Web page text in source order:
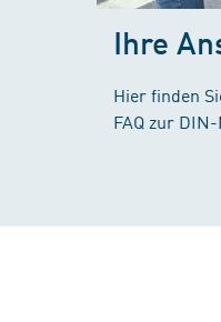
Ihre
Hier finden
FAQ zur